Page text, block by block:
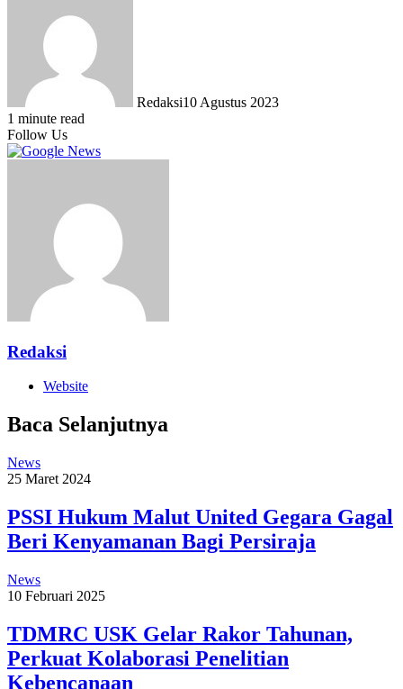
Redaksi10 Agustus 2023
1 minute read
Follow Us
Redaksi
Website
Baca Selanjutnya
News
25 Maret 2024
PSSI Hukum Malut United Gegara Gagal
Beri Kenyamanan Bagi Persiraja
News
10 Februari 2025
TDMRC USK Gelar Rakor Tahunan,
Perkuat Kolaborasi Penelitian
Kebencanaan